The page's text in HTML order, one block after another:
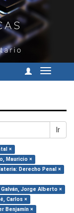
Cambiar
Ir
×
Mauricio ×
Derecho Penal ×
Jorge Alberto ×
Carlos ×
Benjamín ×